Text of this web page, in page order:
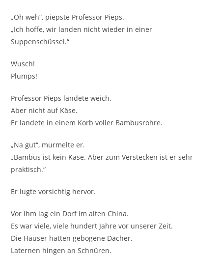
„Oh weh“, piepste Professor Pieps.
„Ich hoffe, wir landen nicht wieder in einer
Suppenschüssel.“
Wusch!
Plumps!
Professor Pieps landete weich.
Aber nicht auf Käse.
Er landete in einem Korb voller Bambusrohre.
„Na gut“, murmelte er.
„Bambus ist kein Käse. Aber zum Verstecken ist er sehr
praktisch.“
Er lugte vorsichtig hervor.
Vor ihm lag ein Dorf im alten China.
Es war viele, viele hundert Jahre vor unserer Zeit.
Die Häuser hatten gebogene Dächer.
Laternen hingen an Schnüren.